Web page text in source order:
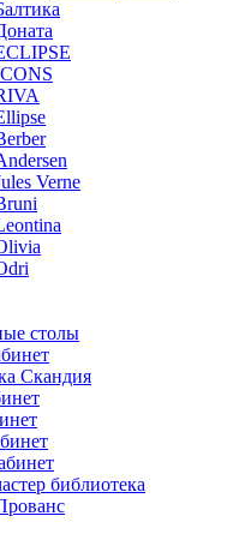
Verne
столы
Скандия
библиотека